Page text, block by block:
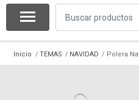
Inicio TEMAS NAVIDAD Polera